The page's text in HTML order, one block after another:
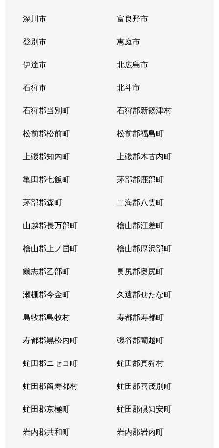
深川市 富良野市
登別市 恵庭市
伊達市 北広島市
石狩市 北斗市
石狩郡当別町 石狩郡新篠津村
松前郡松前町 松前郡福島町
上磯郡知内町 上磯郡木古内町
亀田郡七飯町 茅部郡鹿部町
茅部郡森町 二海郡八雲町
山越郡長万部町 檜山郡江差町
檜山郡上ノ国町 檜山郡厚沢部町
爾志郡乙部町 奥尻郡奥尻町
瀬棚郡今金町 久遠郡せたな町
島牧郡島牧村 寿都郡寿都町
寿都郡黒松内町 磯谷郡蘭越町
虻田郡ニセコ町 虻田郡真狩村
虻田郡留寿都村 虻田郡喜茂別町
虻田郡京極町 虻田郡倶知安町
岩内郡共和町 岩内郡岩内町